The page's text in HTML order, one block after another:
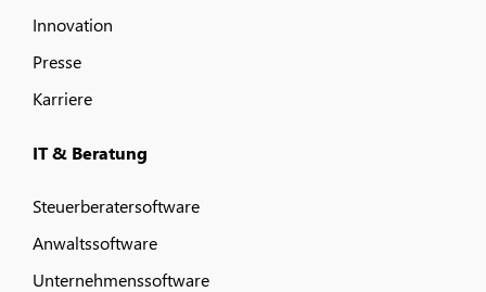
Innovation
Presse
Karriere
IT & Beratung
Steuerberatersoftware
Anwaltssoftware
Unternehmenssoftware